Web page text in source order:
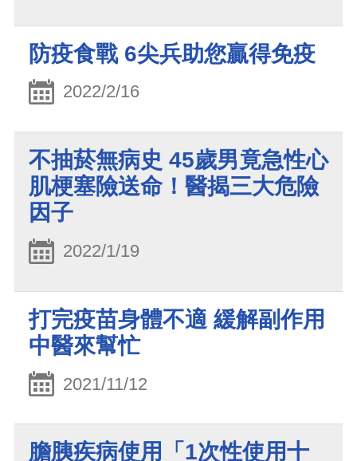
防疫食戰 6尖兵助您贏得免疫
2022/2/16
不抽菸無病史 45歲男竟急性心
肌梗塞險送命！醫揭三大危險
因子
2022/1/19
打完疫苗身體不適 緩解副作用
中醫來幫忙
2021/11/12
膽胰疾病使用「1次性使用十